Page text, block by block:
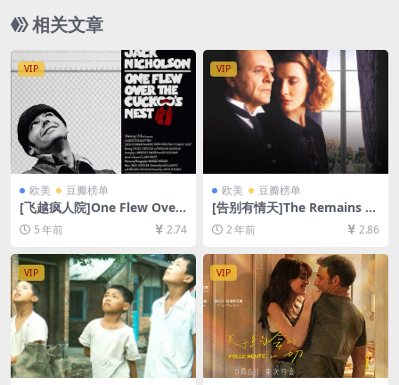
[中文字幕]
相关文章
VIP
欧美 豆瓣榜单
[飞越疯人院]One Flew Over
the Cuckoo’s Nest (1975)
[百度网盘+迅雷云盘资源1080
P超清未删减][MP4/8.6GB][中
英字幕]
5 年前 2.74
VIP
欧美 豆瓣榜单
[告别有情天]The Remains of
the Day (1993)[百度网盘+夸
克网盘1080P超清未删减资源]
[网盘在线播放/下载][MP4/8.
9GB][中英字幕]
2 年前 2.86
VIP VIP